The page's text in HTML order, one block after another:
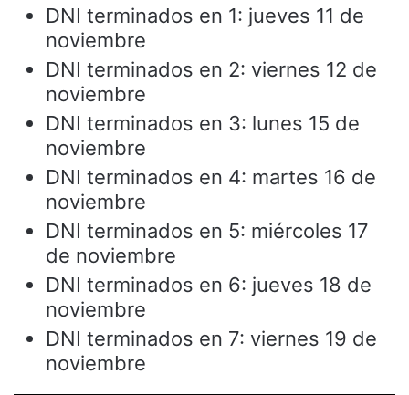
DNI terminados en 1: jueves 11 de
noviembre
DNI terminados en 2: viernes 12 de
noviembre
DNI terminados en 3: lunes 15 de
noviembre
DNI terminados en 4: martes 16 de
noviembre
DNI terminados en 5: miércoles 17
de noviembre
DNI terminados en 6: jueves 18 de
noviembre
DNI terminados en 7: viernes 19 de
noviembre